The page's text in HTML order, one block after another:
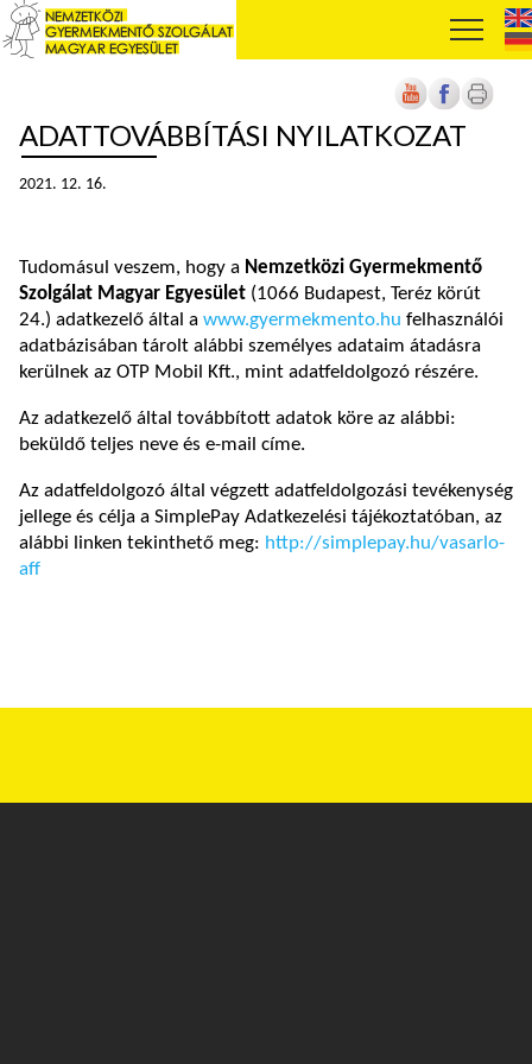
ADATTOVÁBBÍTÁSI NYILATKOZAT
2021. 12. 16.
Tudomásul veszem, hogy a Nemzetközi Gyermekmentő
Szolgálat Magyar Egyesület (1066 Budapest, Teréz körút
24.) adatkezelő által a www.gyermekmento.hu felhasználói
adatbázisában tárolt alábbi személyes adataim átadásra
kerülnek az OTP Mobil Kft., mint adatfeldolgozó részére.
Az adatkezelő által továbbított adatok köre az alábbi:
beküldő teljes neve és e-mail címe.
Az adatfeldolgozó által végzett adatfeldolgozási tevékenység
jellege és célja a SimplePay Adatkezelési tájékoztatóban, az
alábbi linken tekinthető meg: http://simplepay.hu/vasarlo-
aff